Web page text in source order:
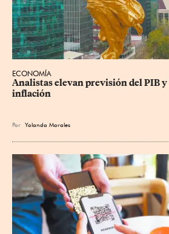
ECONOMÍA
Analistas elevan previsión del PIB
inflación
Por Yolanda Morales